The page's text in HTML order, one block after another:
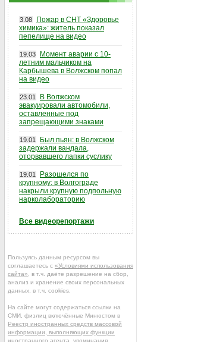
3.08
Пожар в СНТ «Здоровье
химика»: житель показал
пепелище на видео
19.03
Момент аварии с 10-
летним мальчиком на
Карбышева в Волжском попал
на видео
23.01
В Волжском
эвакуировали автомобили,
оставленные под
запрещающими знаками
19.01
Был пьян: в Волжском
задержали вандала,
оторвавшего лапки суслику
19.01
Разошелся по
крупному: в Волгограде
накрыли крупную подпольную
нарколабораторию
Все видеорепортажи
Пользуясь данным ресурсом вы
соглашаетесь с «Условиями использования
сайта» , в т.ч. даёте разрешение на сбор,
анализ и хранение своих персональных
данных, в т.ч. cookies.
На сайте могут содержаться ссылки на
СМИ, физлиц включённые Минюстом в
Реестр иностранных средств массовой
информации, выполняющих функции
иностранного агента , упоминания